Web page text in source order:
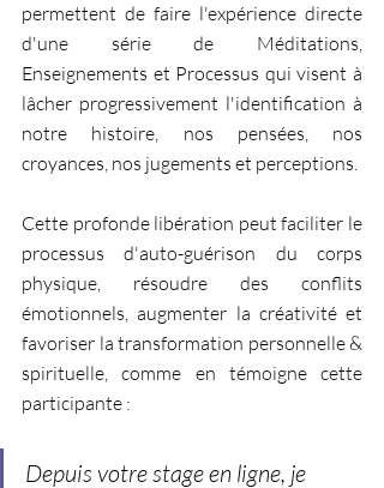
permettent de faire l'expérience directe
d'une série de Méditations,
Enseignements et Processus qui visent à
lâcher progressivement l'identification à
notre histoire, nos pensées, nos
croyances, nos jugements et perceptions.
Cette profonde libération peut faciliter le
processus d'auto-guérison du corps
physique, résoudre des conflits
émotionnels, augmenter la créativité et
favoriser la transformation personnelle &
spirituelle, comme en témoigne cette
participante :
Depuis votre stage en ligne, je